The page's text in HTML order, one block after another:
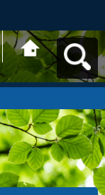
半田市子育て応
援サイト はんだ
っこネットへ戻